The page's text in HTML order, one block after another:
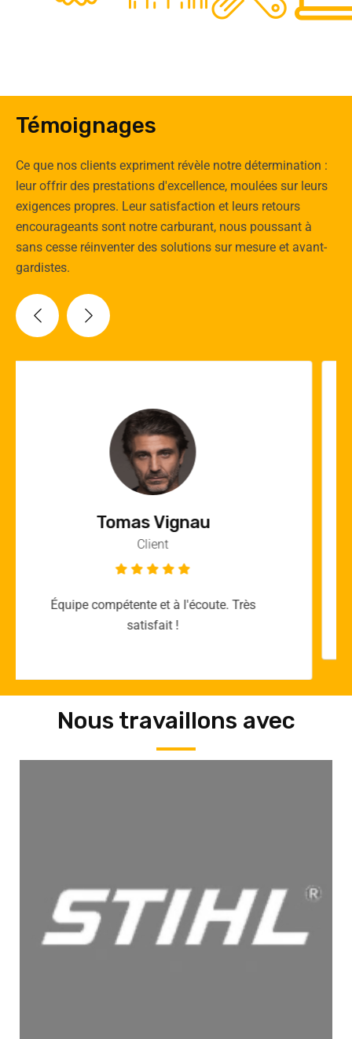
Experts
Témoignages
Ce que nos clients expriment révèle notre détermination :
leur offrir des prestations d'excellence, moulées sur leurs
exigences propres. Leur satisfaction et leurs retours
encourageants sont notre carburant, nous poussant à
sans cesse réinventer des solutions sur mesure et avant-
gardistes.
Vincent Quere
Client
Merci yellow365.work pour votre expertise!
Nous travaillons avec